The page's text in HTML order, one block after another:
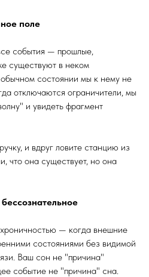
поле
события — прошлые,
существуют в неком
состоянии мы к нему не
отключаются ограничители, мы
и увидеть фрагмент
и вдруг ловите станцию из
что она существует, но она
— когда внешние
состояниями без видимой
Ваш сон не "причина"
событие не "причина" сна.